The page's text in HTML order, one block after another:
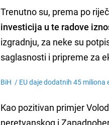
Trenutno su, prema po
investicija u te radove
izgradnju, za neke su
saglasnosti i pripreme za
BiH / EU daje dodatnih 45
Kao pozitivan primjer
neretvanskog i